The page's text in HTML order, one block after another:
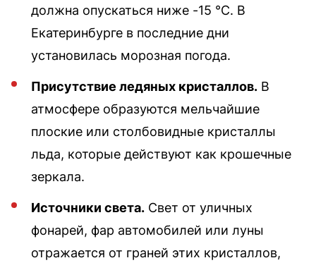
должна опускаться ниже -15 °C. В
Екатеринбурге в последние дни
установилась морозная погода.
Присутствие ледяных кристаллов. В
атмосфере образуются мельчайшие
плоские или столбовидные кристаллы
льда, которые действуют как крошечные
зеркала.
Источники света. Свет от уличных
фонарей, фар автомобилей или луны
отражается от граней этих кристаллов,